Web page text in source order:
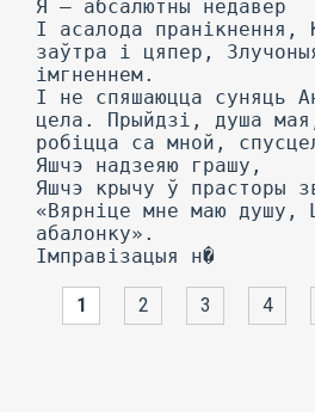
Я — абсалютны недавер
I асалода пранікнення,
заўтра і цяпер,
імгненнем.
I не спяшаюцца суняць
цела. Прыйдзі, душа
робіцца са мной,
Яшчэ надзеяю грашу,
Яшчэ крычу ў прасторы
«Вярніце мне маю душу,
абалонку».
1 2 3 4